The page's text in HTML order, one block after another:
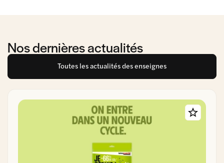
Nos dernières actualités
Toutes les actualités des enseignes